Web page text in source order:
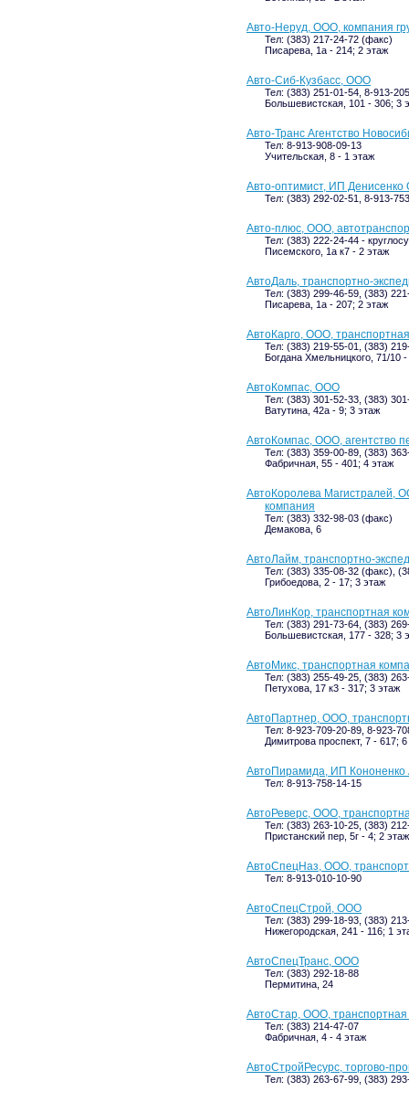
Авто-Неруд, ООО, компания
Тел: (383) 217-24-72 (факс)
Писарева, 1а - 214; 2 этаж
Авто-Сиб-Кузбасс, ООО
Тел: (383) 251-01-54, 8-913-
Большевистская, 101 - 306; 3
Авто-Транс Агентство
Тел: 8-913-908-09-13
Учительская, 8 - 1 этаж
Авто-оптимист, ИП Денисенко
Тел: (383) 292-02-51, 8-913-
Авто-плюс, ООО,
Тел: (383) 222-24-44 -
Писемского, 1а к7 - 2 этаж
АвтоДаль, транспортно-
Тел: (383) 299-46-59, (383)
Писарева, 1а - 207; 2 этаж
АвтоКарго, ООО,
Тел: (383) 219-55-01, (383)
Богдана Хмельницкого, 71/10
АвтоКомпас, ООО
Тел: (383) 301-52-33, (383)
Ватутина, 42а - 9; 3 этаж
АвтоКомпас, ООО, агентство
Тел: (383) 359-00-89, (383)
Фабричная, 55 - 401; 4 этаж
АвтоКоролева Магистралей,
компания
Тел: (383) 332-98-03 (факс)
Демакова, 6
АвтоЛайм, транспортно-
Тел: (383) 335-08-32 (факс),
Грибоедова, 2 - 17; 3 этаж
АвтоЛинКор, транспортная
Тел: (383) 291-73-64, (383)
Большевистская, 177 - 328; 3
АвтоМикс, транспортная
Тел: (383) 255-49-25, (383)
Петухова, 17 к3 - 317; 3 этаж
АвтоПартнер, ООО,
Тел: 8-923-709-20-89, 8-923-
Димитрова проспект, 7 - 617;
АвтоПирамида, ИП Кононенко
Тел: 8-913-758-14-15
АвтоРеверс, ООО,
Тел: (383) 263-10-25, (383)
Пристанский пер, 5г - 4; 2 этаж
АвтоСпецНаз, ООО,
Тел: 8-913-010-10-90
АвтоСпецСтрой, ООО
Тел: (383) 299-18-93, (383)
Нижегородская, 241 - 116; 1
АвтоСпецТранс, ООО
Тел: (383) 292-18-88
Пермитина, 24
АвтоСтар, ООО, транспортная
Тел: (383) 214-47-07
Фабричная, 4 - 4 этаж
АвтоСтройРесурс, торгово-
Тел: (383) 263-67-99, (383)